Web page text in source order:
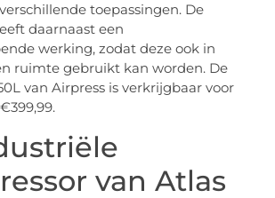
toepassingen. De
daarnaast een
werking, zodat deze ook in
ruimte gebruikt kan worden. De
van Airpress is verkrijgbaar voor
van Atlas